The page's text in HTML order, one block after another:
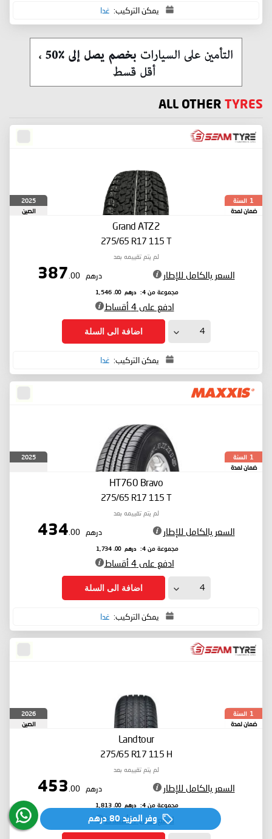
يمكن التركيب: غدا
ALL OTHER TYRES
1 السنة
ضمان لمدة
2025
الصين
Grand ATZ2
275/65 R17 115 T
لم يتم تقييمه بعد
السعر بالكامل للإطار درهم 387
.00
مجموعة من 4: درهم 1,546
.00
ادفع على 4 أقساط
اضافة الى السلة
يمكن التركيب: غدا
1 السنة
ضمان لمدة
2025
HT760 Bravo
275/65 R17 115 T
لم يتم تقييمه بعد
السعر بالكامل للإطار درهم 434
.00
مجموعة من 4: درهم 1,734
.00
ادفع على 4 أقساط
اضافة الى السلة
يمكن التركيب: غدا
1 السنة
ضمان لمدة
2026
الصين
Landtour
275/65 R17 115 H
لم يتم تقييمه بعد
السعر بالكامل للإطار درهم 453
.00
مجموعة من 4: درهم 1,813
.00
ادفع على 4 أقساط
وفر المزيد80 درهم‏